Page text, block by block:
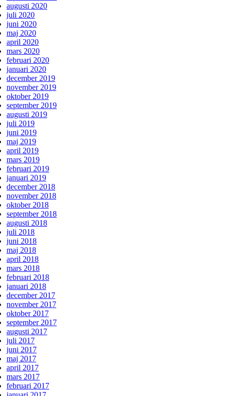
augusti 2020
juli 2020
juni 2020
maj 2020
april 2020
mars 2020
februari 2020
januari 2020
december 2019
november 2019
oktober 2019
september 2019
augusti 2019
juli 2019
juni 2019
maj 2019
april 2019
mars 2019
februari 2019
januari 2019
december 2018
november 2018
oktober 2018
september 2018
augusti 2018
juli 2018
juni 2018
maj 2018
april 2018
mars 2018
februari 2018
januari 2018
december 2017
november 2017
oktober 2017
september 2017
augusti 2017
juli 2017
juni 2017
maj 2017
april 2017
mars 2017
februari 2017